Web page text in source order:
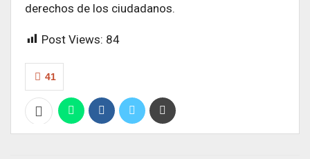
derechos de los ciudadanos.
Post Views: 84
41